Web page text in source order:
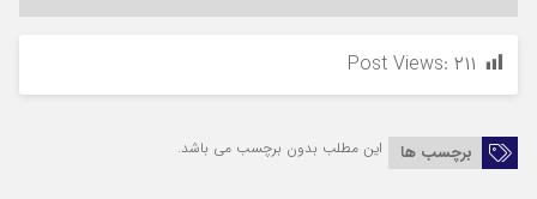
Post Views: ۲۱۱
برچسب ها این مطلب بدون برچسب می باشد.